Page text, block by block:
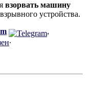
взорвать машину
устройства.
,
.